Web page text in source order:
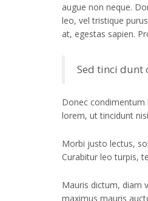
augue non neque.
leo, vel tristique
at, egestas sapien.
Sed tinci dunt
Donec condimentum
lorem, ut tincidunt
Morbi justo lectus,
Curabitur leo turpis,
Mauris dictum, diam
maximus mauris